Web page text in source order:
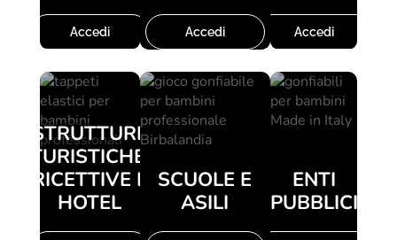
Accedi Accedi Accedi
STRUTTURE
TURISTICHE,
RICETTIVE E
HOTEL
SCUOLE E
ASILI
ENTI
PUBBLICI